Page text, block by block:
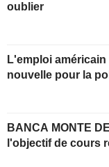
oublier
L'emploi
nouvelle pour la
BANCA MONTE
l'objectif de cours